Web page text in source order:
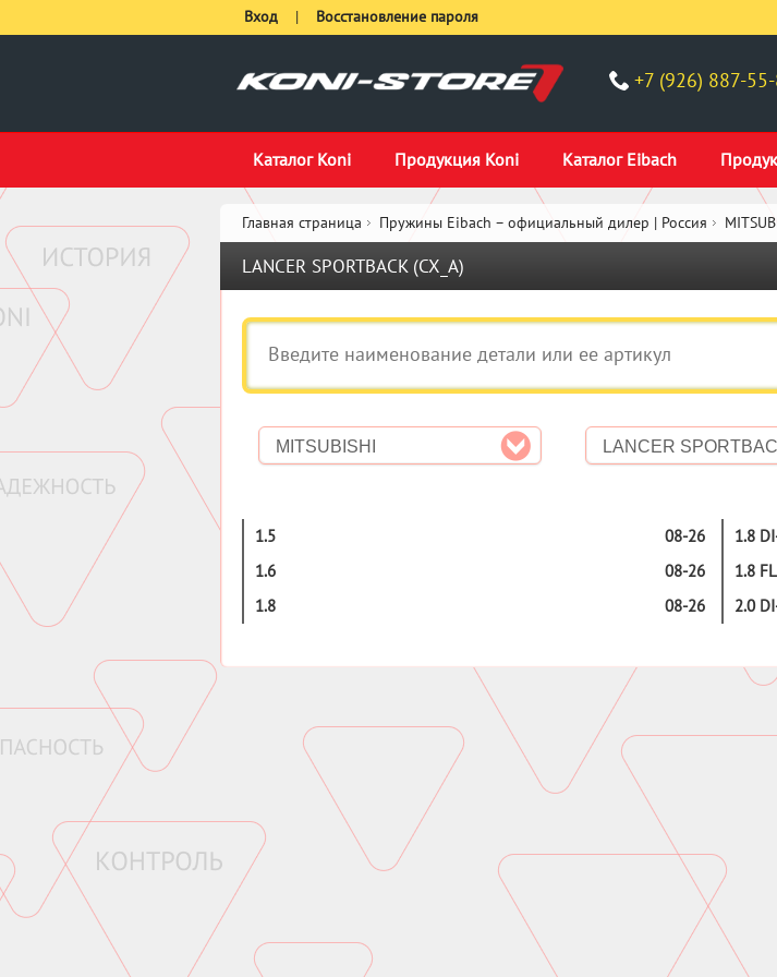
+7 (926) 887-
Каталог Koni Продукция Koni Каталог Eibach
Вход | Восстановление пароля
Главная страница Пружины Eibach – официальный дилер | Россия
LANCER SPORTBACK (CX_A)
MITSUBISHI
08-26
1.5
08-26
1.6
08-26
1.8
1.8
1.8
2.0